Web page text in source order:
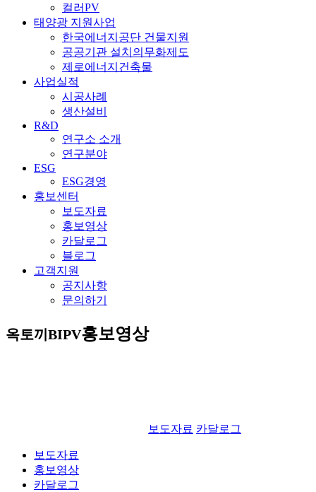
컬러PV
태양광 지원사업
한국에너지공단 건물지원
공공기관 설치의무화제도
제로에너지건축물
사업실적
시공사례
생산설비
R&D
연구소 소개
연구분야
ESG
ESG경영
홍보센터
보도자료
홍보영상
카달로그
블로그
고객지원
공지사항
문의하기
옥토끼BIPV홍보영상
보도자료 카달로그
보도자료
홍보영상
카달로그